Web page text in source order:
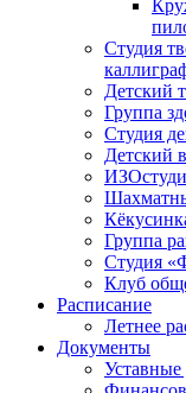
Студия
Детский
Группа
Студия
Детский
Группа
Cтудия
Клуб
Расписание
Летнее
Документы